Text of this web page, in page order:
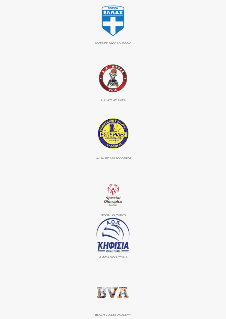
ΕΛΛΗΝΙΚΗ ΟΜΑΔΑ SOCCA
Α.Σ. ΑΤΛΑΣ ΑΜΕΑ
Γ.Σ. ΕΣΠΕΡΙΔΕΣ ΚΑΛΛΙΘΕΑΣ
SPECIAL OLYMPICS
ΚΗΦΙΣΙΆ VOLLEYBALL
BEACH VOLLEY ACADEMY